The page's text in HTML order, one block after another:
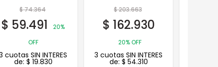
$203.663
$162.930
20% OFF
cuotas SIN INTERES
de: $ 54.310
$11.648
9.318 20% OFF
3 cuotas SIN INTERES
de:$3.106